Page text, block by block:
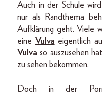
Auch in der Schule
nur als Randthema
Aufklärung geht. Viele
eine Vulva eigentlich
Vulva so auszusehen
zu sehen bekommen.
Doch in der